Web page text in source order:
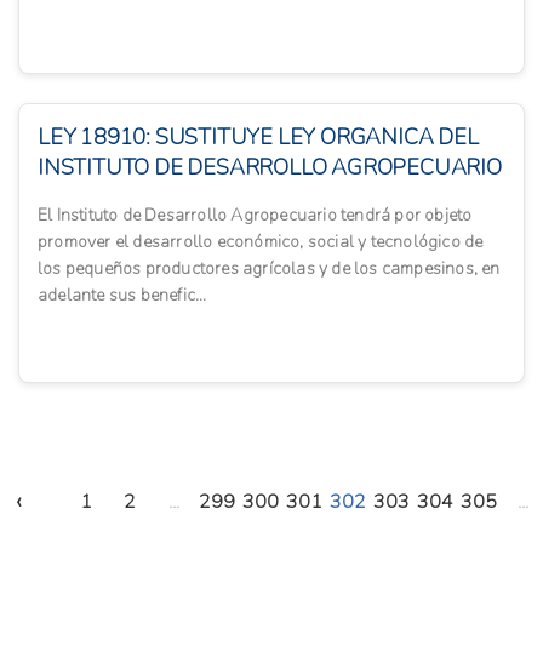
LEY 18910: SUSTITUYE LEY ORGANICA DEL
INSTITUTO DE DESARROLLO AGROPECUARIO
El Instituto de Desarrollo Agropecuario tendrá por objeto
promover el desarrollo económico, social y tecnológico de
los pequeños productores agrícolas y de los campesinos, en
adelante sus benefic...
‹ 1 2 ... 299 300 301 302 303 304 305 ...